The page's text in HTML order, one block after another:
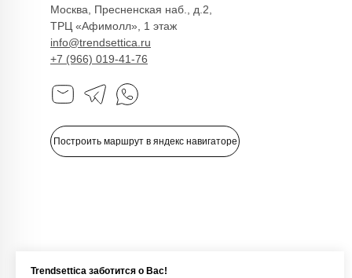
Москва, Пресненская наб., д.2,
ТРЦ «Афимолл», 1 этаж
info@trendsettica.ru
+7 (966) 019-41-76
Построить маршрут в яндекс навигаторе
Реквизиты
Политика обработки
конфиденциальности
Как оформить заказ
Возврат
Платья
Пуловеры и джемперы
Футболки и майки
Худи и свитшоты
Trendsettica заботится о Вас!